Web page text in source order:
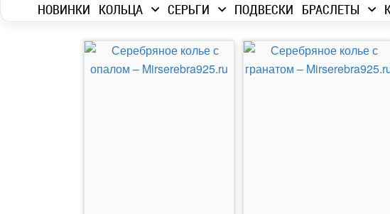
НОВИНКИ КОЛЬЦА СЕРЬГИ ПОДВЕСКИ БРАСЛЕТЫ